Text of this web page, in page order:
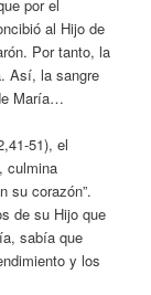
por el
al Hijo de
Por tanto, la
Así, la sangre
María…
51), el
culmina
su corazón”.
de su Hijo que
sabía que
y los